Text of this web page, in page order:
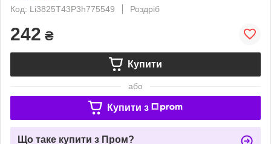
Код: Li3825T43P3h775549
Роздріб
242 ₴
Купити
або
Купити з
Що таке купити з Пром?